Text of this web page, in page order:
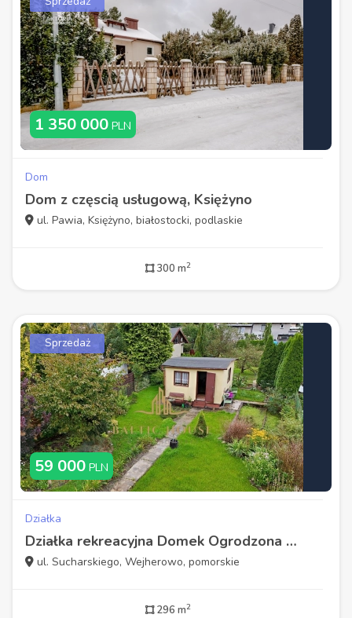
1 350 000 PLN
Dom
Dom z częscią usługową, Księżyno
ul. Pawia, Księżyno, białostocki, podlaskie
300 m2
Sprzedaż
59 000 PLN
Działka
Działka rekreacyjna Domek Ogrodzona Wejherowo
ul. Sucharskiego, Wejherowo, pomorskie
296 m2